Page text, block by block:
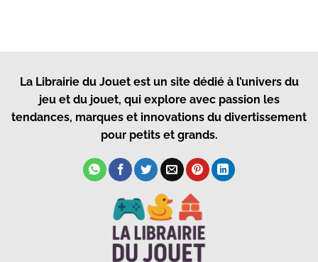
La Librairie du Jouetest un site dédié à l’univers du
jeu et du jouet, qui explore avec passion les
tendances, marques et innovations du divertissement
pour petits et grands.